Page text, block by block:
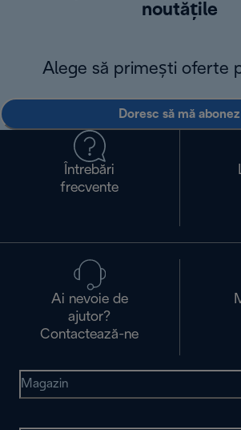
noutățile
Alege să primești oferte
Doresc să mă abonez
Întrebări
frecvente
Ai nevoie de
ajutor?
Contactează-ne
Magazin